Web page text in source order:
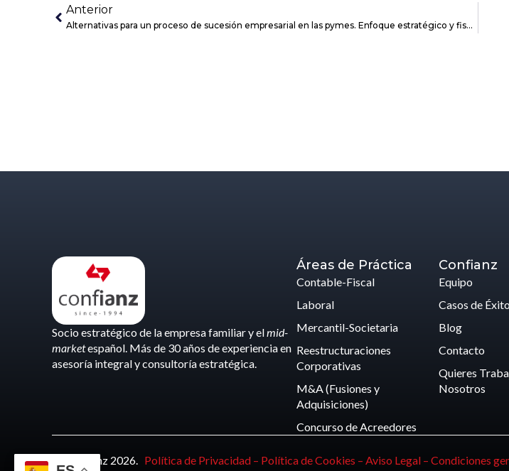
Anterior
Alternativas para un proceso de sucesión empresarial en las pymes. Enfoque estratégico y fiscal
Socio estratégico de la empresa familiar y elmid-
marketespañol. Más de 30 años de experiencia en
asesoría integral y consultoría estratégica.
Áreas de Práctica
Contable-Fiscal
Laboral
Mercantil-Societaria
Reestructuraciones
Corporativas
M&A (Fusiones y
Adquisiciones)
Concurso de Acreedores
Confianz
Equipo
Casos de Éxito
Blog
Contacto
Quieres
Nosotros
© Confianz 2026. Política de Privacidad – Política de Cookies – Aviso Legal – Condiciones